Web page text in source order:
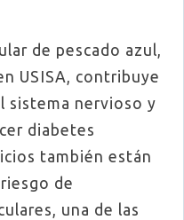
de pescado azul,
USISA, contribuye
sistema nervioso y
diabetes
también están
de
una de las